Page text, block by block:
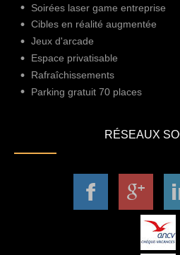
Soirées laser game entreprise
Cibles en réalité augmentée
Jeux d'arcade
Espace privatisable
Rafraîchissements
Parking gratuit 70 places
RÉSEAUX